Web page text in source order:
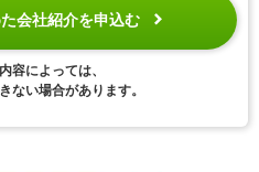
会社紹介を申込む
容によっては、
ない場合があります。